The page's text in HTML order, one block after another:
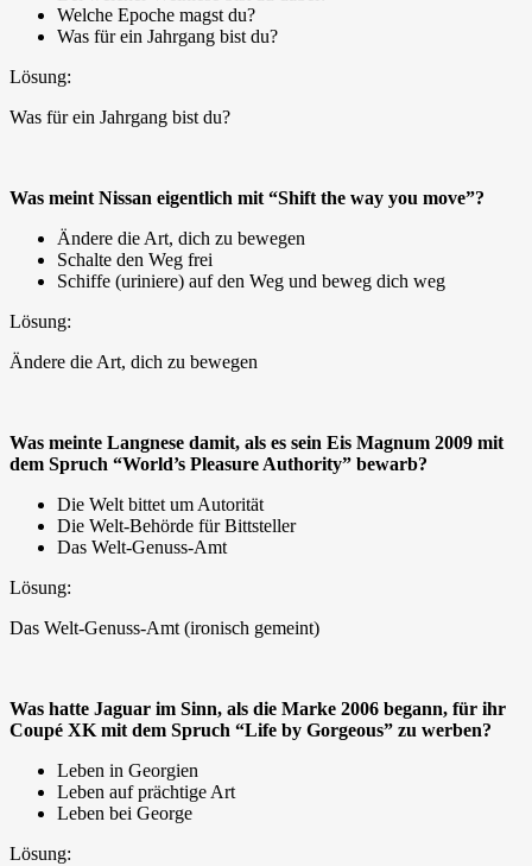
Welche Epoche magst du?
Was für ein Jahrgang bist du?
Lösung:
Was für ein Jahrgang bist du?
Was meint Nissan eigentlich mit “Shift the way you move”?
Ändere die Art, dich zu bewegen
Schalte den Weg frei
Schiffe (uriniere) auf den Weg und beweg dich weg
Lösung:
Ändere die Art, dich zu bewegen
Was meinte Langnese damit, als es sein Eis Magnum 2009 mit
dem Spruch “World’s Pleasure Authority” bewarb?
Die Welt bittet um Autorität
Die Welt-Behörde für Bittsteller
Das Welt-Genuss-Amt
Lösung:
Das Welt-Genuss-Amt (ironisch gemeint)
Was hatte Jaguar im Sinn, als die Marke 2006 begann, für ihr
Coupé XK mit dem Spruch “Life by Gorgeous” zu werben?
Leben in Georgien
Leben auf prächtige Art
Leben bei George
Lösung: